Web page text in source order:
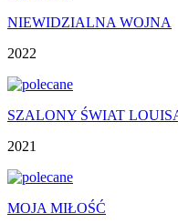
NIEWIDZIALNA WOJNA
2022
SZALONY ŚWIAT
2021
MOJA MIŁOŚĆ